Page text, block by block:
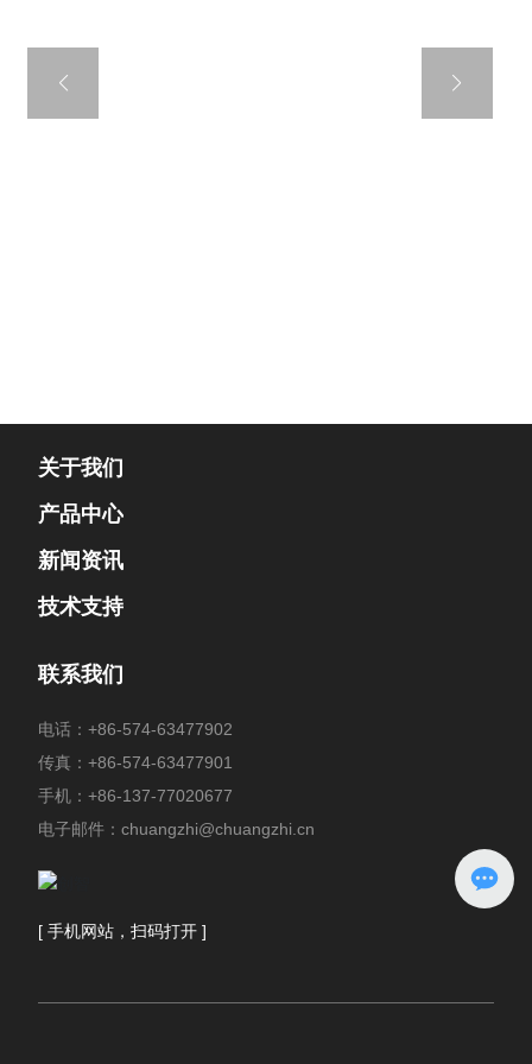
连体垫圈,
美标标准
套
板连体垫圈 不锈
关于我们
产品中心
新闻资讯
技术支持
联系我们
电话：+86-574-63477902
传真：+86-574-63477901
手机：+86-137-77020677
电子邮件：chuangzhi@chuangzhi.cn
[ 手机网站，扫码打开 ]